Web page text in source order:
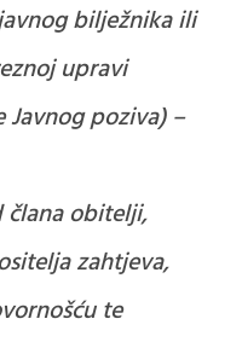
bilježnika ili
upravi
poziva) –
člana obitelji,
zahtjeva,
te